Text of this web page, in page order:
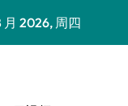
月 2026, 周四